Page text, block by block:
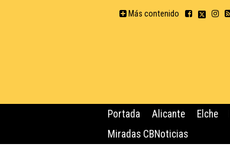
Más contenido
Portada Alicante Elche
Miradas CBNoticias